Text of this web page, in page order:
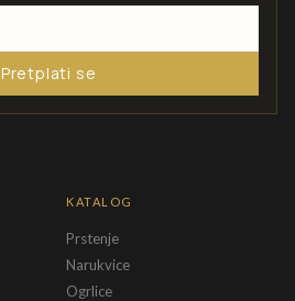
Pretplati se
KATALOG
Prstenje
Narukvice
Ogrlice